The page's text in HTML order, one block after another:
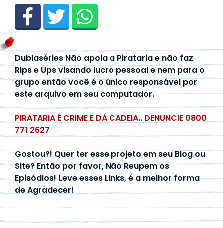
Dublaséries Não apoia a Pirataria e não faz
Rips e Ups visando lucro pessoal e nem para o
grupo então você é o único responsável por
este arquivo em seu computador.
PIRATARIA É CRIME E DÁ CADEIA.. DENUNCIE 0800
771 2627
Gostou?! Quer ter esse projeto em seu Blog ou
Site? Então por favor, Não Reupem os
Episódios! Leve esses Links, é a melhor forma
de Agradecer!